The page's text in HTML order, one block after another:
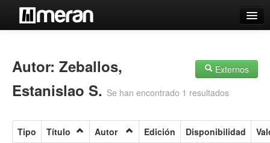
Búsqueda Avanzada
Estantes Virtuales
Externos
Autor: Zeballos,
Estanislao S. Se han encontrado 1 resultados
Tipo Título Autor Edición Disponibilidad